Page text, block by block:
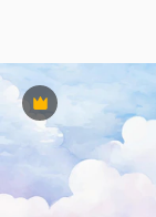
Premium